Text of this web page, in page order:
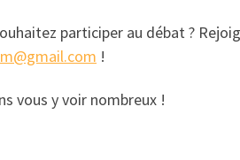
participer au débat ?
!
vous y voir nombreux !